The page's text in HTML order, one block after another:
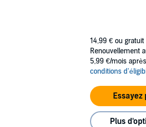
14,99 € ou gratuit
Renouvellement
5,99 €/mois
conditions
Essayez
Plus